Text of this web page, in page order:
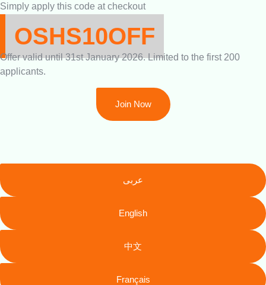
Simply apply this code at checkout
OSHS10OFF
Offer valid until 31st January 2026. Limited to the first 200
applicants.
Join Now
عربى
English
中文
Français